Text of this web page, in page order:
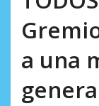
a una